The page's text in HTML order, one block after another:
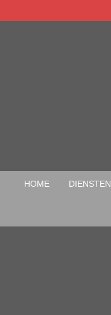
direct
HOME DIENSTEN